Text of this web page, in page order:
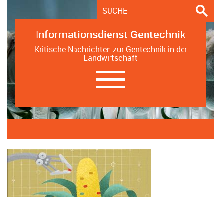
Informationsdienst Gentechnik
Kritische Nachrichten zur Gentechnik in der
Landwirtschaft
Navigation
ein-/ausblenden